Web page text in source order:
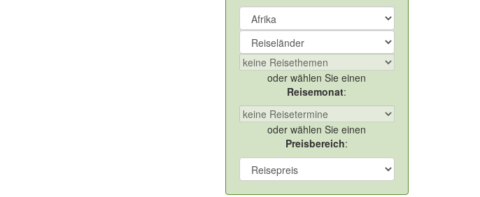
oder wählen Sie einen
Reisemonat:
oder wählen Sie einen
Preisbereich: